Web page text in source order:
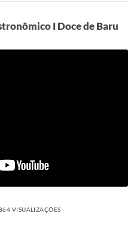
I Doce de Baru
VISUALIZAÇÕES